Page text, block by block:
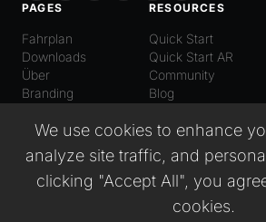
We use cookies to enhance
analyze site traffic, and
clicking "Accept All", you
cookies.
PAGES
Fahrplan
Downloads
Über
Branding
RESOURCES
Quick Start
Quick Start AR
Community
Blog
Deutsch
English
Español